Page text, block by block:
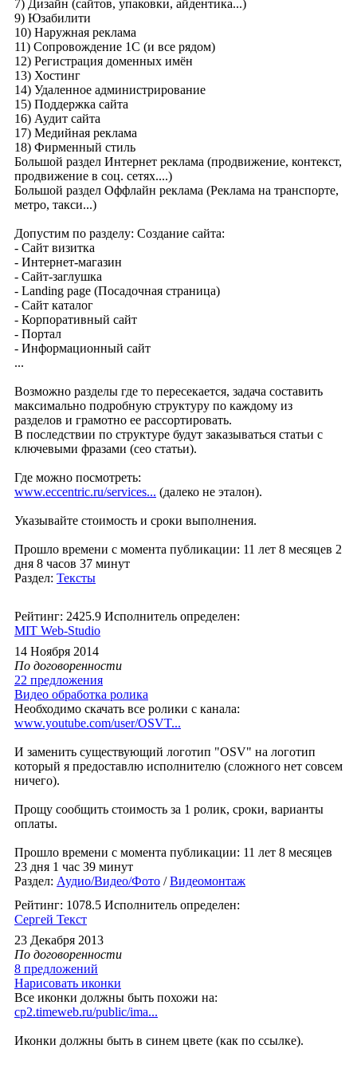
7) Дизайн (сайтов, упаковки, айдентика...)
9) Юзабилити
10) Наружная реклама
11) Сопровождение 1С (и все рядом)
12) Регистрация доменных имён
13) Хостинг
14) Удаленное администрирование
15) Поддержка сайта
16) Аудит сайта
17) Медийная реклама
18) Фирменный стиль
Большой раздел Интернет реклама (продвижение, контекст,
продвижение в соц. сетях....)
Большой раздел Оффлайн реклама (Реклама на транспорте,
метро, такси...)
Допустим по разделу: Создание сайта:
- Сайт визитка
- Интернет-магазин
- Сайт-заглушка
- Landing page (Посадочная страница)
- Сайт каталог
- Корпоративный сайт
- Портал
- Информационный сайт
...
Возможно разделы где то пересекается, задача составить
максимально подробную структуру по каждому из
разделов и грамотно ее рассортировать.
В последствии по структуре будут заказываться статьи с
ключевыми фразами (сео статьи).
Где можно посмотреть:
www.eccentric.ru/services... (далеко не эталон).
Указывайте стоимость и сроки выполнения.
Прошло времени с момента публикации: 11 лет 8 месяцев 2
дня 8 часов 37 минут
Раздел: Тексты
Рейтинг: 2425.9 Исполнитель определен:
MIT Web-Studio
14 Ноября 2014
По договоренности
22 предложения
Видео обработка ролика
Необходимо скачать все ролики с канала:
www.youtube.com/user/OSVT...
И заменить существующий логотип "OSV" на логотип
который я предоставлю исполнителю (сложного нет совсем
ничего).
Прощу сообщить стоимость за 1 ролик, сроки, варианты
оплаты.
Прошло времени с момента публикации: 11 лет 8 месяцев
23 дня 1 час 39 минут
Раздел: Аудио/Видео/Фото /Видеомонтаж
Рейтинг: 1078.5 Исполнитель определен:
Сергей Текст
23 Декабря 2013
По договоренности
8 предложений
Нарисовать иконки
Все иконки должны быть похожи на:
cp2.timeweb.ru/public/ima...
Иконки должны быть в синем цвете (как по ссылке).